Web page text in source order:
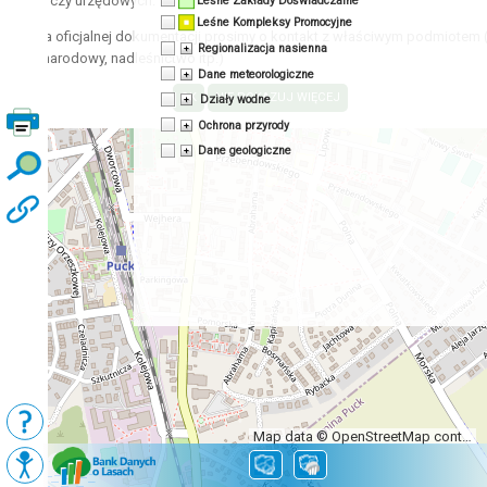
Map data © OpenStreetMap contributors, CC-BY-SA
Podkłady
Leśne Kompleksy Promocyjne
Regionalizacja nasienna
Dane meteorologiczne
Działy wodne
Ochrona przyrody
Dane geologiczne
oficjalnej dokumentacji prosimy o kontakt z właściwym podmiotem
park narodowy, nadleśnictwo itp.)